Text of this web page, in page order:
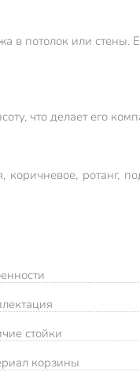
в потолок или
что делает его
стойки
корзины